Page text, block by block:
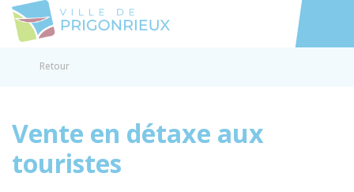
Accéder
Retour
Vente en détaxe aux
touristes